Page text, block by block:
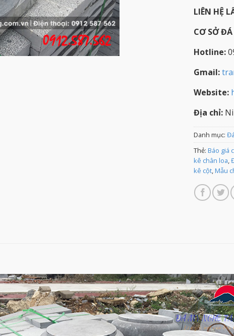
LIÊN HỆ
CƠ SỞ
Hotline:
Gmail:
Website:
Địa chỉ:
Danh mục:
Thẻ: Báo giá
kê chân loa
kê cột, Mẫu